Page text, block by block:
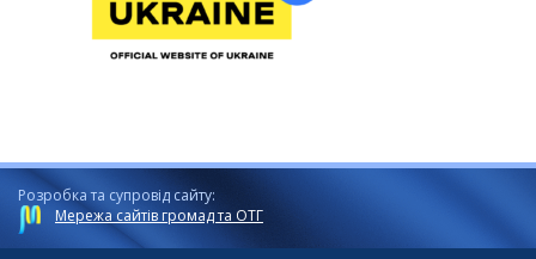
Розробка та супровід сайту:
Мережа сайтів громад та ОТГ